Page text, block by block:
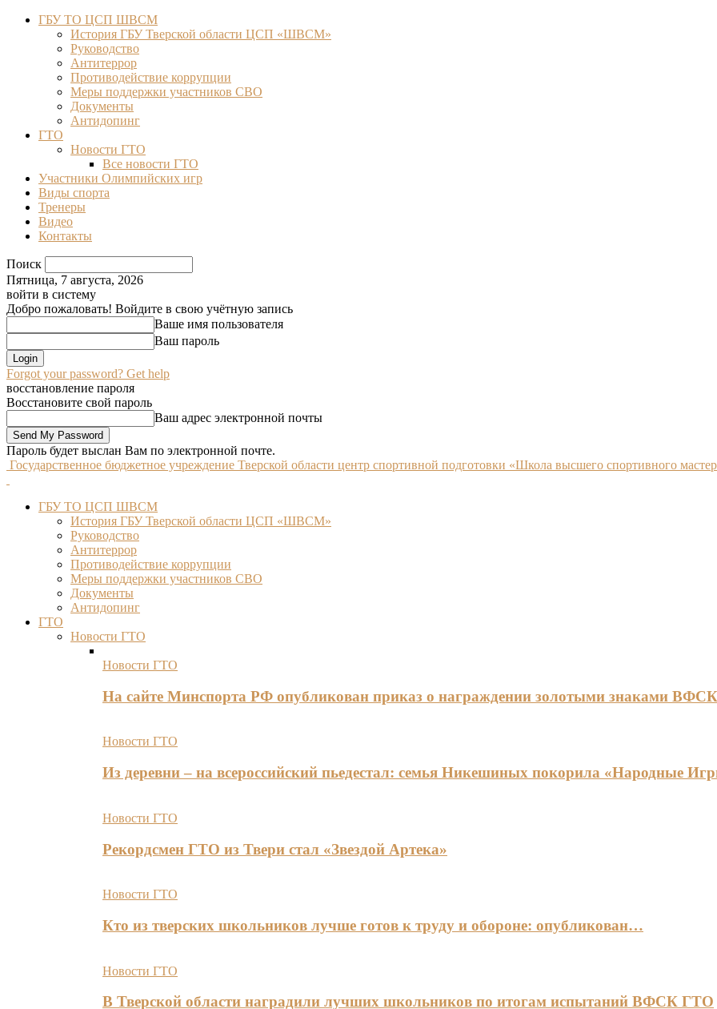
ГБУ ТО ЦСП ШВСМ
История ГБУ Тверской области ЦСП «ШВСМ»
Руководство
Антитеррор
Противодействие коррупции
Меры поддержки участников СВО
Документы
Антидопинг
ГТО
Новости ГТО
Все новости ГТО
Участники Олимпийских игр
Виды спорта
Тренеры
Видео
Контакты
Поиск
Пятница, 7 августа, 2026
войти в систему
Добро пожаловать! Войдите в свою учётную запись
Ваше имя пользователя
Ваш пароль
Forgot your password? Get help
восстановление пароля
Восстановите свой пароль
Ваш адрес электронной почты
Пароль будет выслан Вам по электронной почте.
Государственное бюджетное учреждение Тверской области центр спортивной подготовки «Школа высшего спортивного
ГБУ ТО ЦСП ШВСМ
История ГБУ Тверской области ЦСП «ШВСМ»
Руководство
Антитеррор
Противодействие коррупции
Меры поддержки участников СВО
Документы
Антидопинг
ГТО
Новости ГТО
Новости ГТО
На сайте Минспорта РФ опубликован приказ о награждении золотыми знаками
Новости ГТО
Из деревни – на всероссийский пьедестал: семья Никешиных покорила «Народные
Новости ГТО
Рекордсмен ГТО из Твери стал «Звездой Артека»
Новости ГТО
Кто из тверских школьников лучше готов к труду и обороне: опубликован…
Новости ГТО
В Тверской области наградили лучших школьников по итогам испытаний ВФСК ГТО